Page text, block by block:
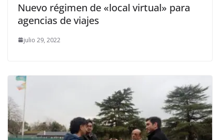
Nuevo régimen de «local virtual» para
agencias de viajes
julio 29, 2022